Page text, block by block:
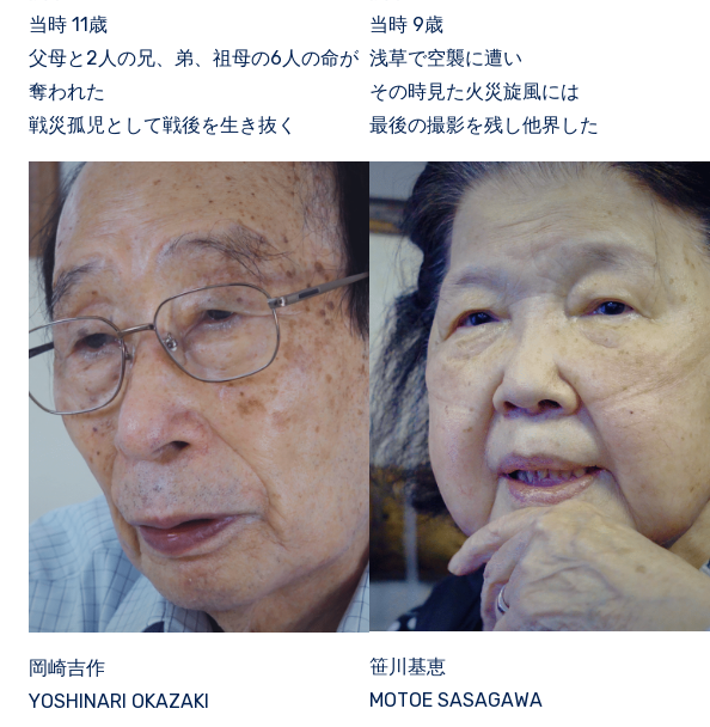
当時 11歳
父母と2人の兄、弟、祖母の6人の命が
奪われた
戦災孤児として戦後を生き抜く
当時 9歳
浅草で空襲に遭い
その時見た火災旋風には
最後の撮影を残し他界した
岡崎吉作
YOSHINARI OKAZAKI
笹川基恵
MOTOE SASAGAWA